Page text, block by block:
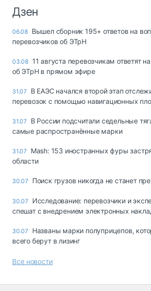
Дзен
06.08 Вышел сборник 195+ ответов на
перевозчиков об ЭТрН
03.08 11 августа перевозчикам ответят
об ЭТрН в прямом эфире
31.07
В ЕАЭС начался второй этап
перевозок с помощью навигационных
31.07
В России подсчитали седельные
самые распространённые марки
31.07
Mash: 153 иностранных фуры
области
30.07 Поиск грузов никогда не станет
30.07
Исследование: перевозчики и
спешат с внедрением электронных
30.07
Названы марки полуприцепов,
всего берут в лизинг
Все новости